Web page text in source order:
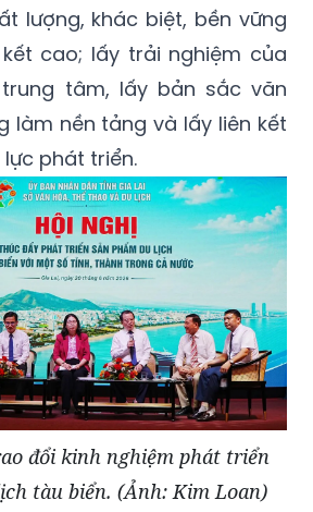
lượng, khác biệt, bền vững
cao; lấy trải nghiệm của
tâm, lấy bản sắc văn
làm nền tảng và lấy liên kết
phát triển.
đổi kinh nghiệm phát triển
tàu biển. (Ảnh: Kim Loan)